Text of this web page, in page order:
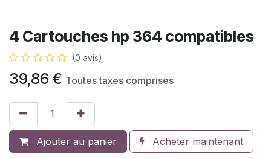
4 Cartouches hp 364 compatibles
(0 avis)
39,86 € Toutes taxes comprises
Ajouter au panier Acheter maintenant